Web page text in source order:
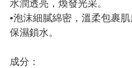
水潤透亮，煥發光采。
•泡沫細膩綿密，溫柔包裹
保濕鎖水。
成分：